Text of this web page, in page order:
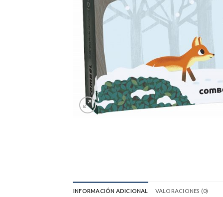
INFORMACIÓN ADICIONAL VALORACIONES (0)